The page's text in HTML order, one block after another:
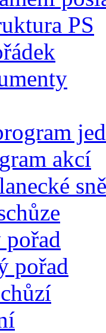
PS
akcí
pořad
pořad